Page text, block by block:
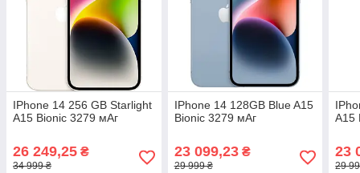
IPhone 14 256 GB Starlight
A15 Bionic 3279 мАг
26 249,25 ₴
34 999 ₴
IPhone 14 128GB Blue A15
Bionic 3279 мАг
23 099,23₴
29 999 ₴
A15
23
29